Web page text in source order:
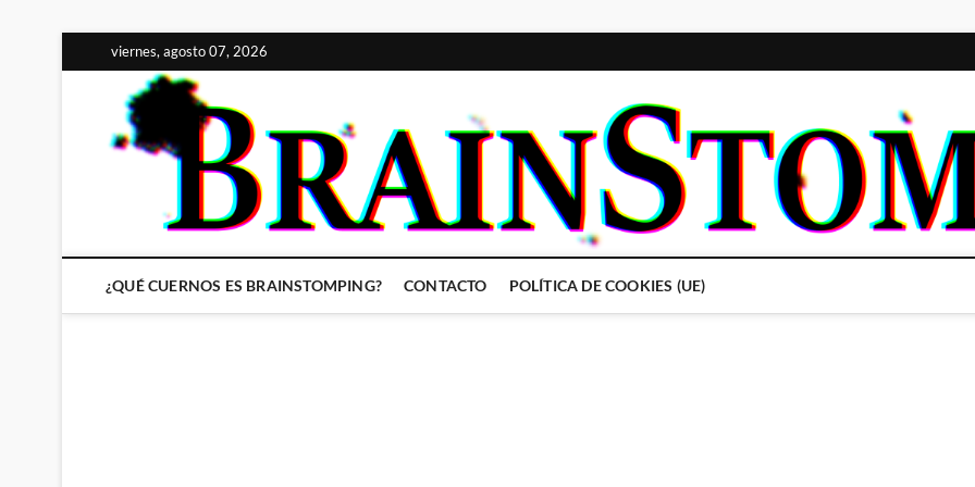
al
contenido
viernes, agosto 07, 2026
¿QUÉ CUERNOS ES BRAINSTOMPING? CONTACTO POLÍTICA DE COOKIES (UE)